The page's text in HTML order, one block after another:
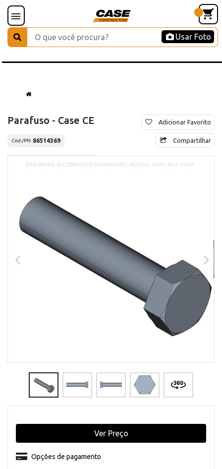
Usar Foto
Parafuso - Case CE
Cód./PN 86514369
Adicionar Favorito
Compartilhar
Opções de pagamento
Ver Preço